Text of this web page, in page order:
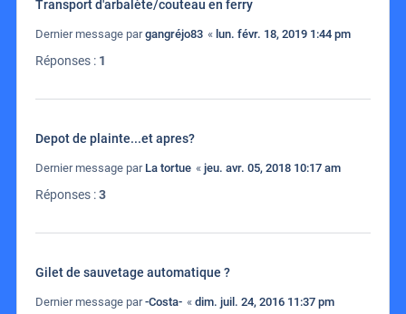
Transport d'arbalète/couteau en ferry
Dernier message pargangréjo83 « lun. févr. 18, 2019 1:44 pm
Réponses : 1
Depot de plainte...et apres?
Dernier message par La tortue « jeu. avr. 05, 2018 10:17 am
Réponses :3
Gilet de sauvetage automatique ?
Dernier message par-Costa- « dim. juil. 24, 2016 11:37 pm